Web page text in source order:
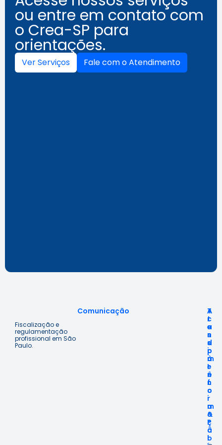
ou entre em contato com
o Crea-SP para
orientações.
Ver Serviços Fale com o Atendimento
Fiscalização e
regulamentação
profissional em São
Paulo.
Comunicação
A
c
e
s
s
o
à
I
n
f
o
r
m
a
ç
ã
o
T
r
a
n
s
p
a
r
ê
n
c
i
a
&
P
o
l
A
t
e
n
d
i
m
e
n
t
o